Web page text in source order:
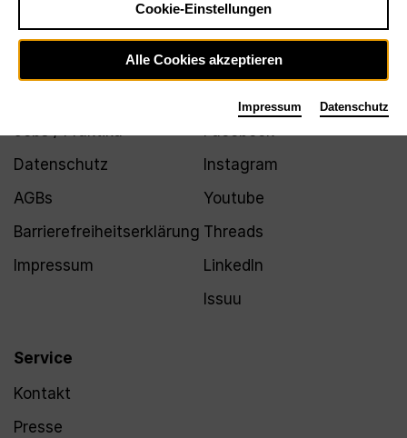
Jobs / Praktika
Datenschutz
AGBs
Barrierefreiheitserklärung
Impressum
Service
Kontakt
Presse
Facebook
Instagram
Youtube
Threads
LinkedIn
Issuu
Cookie-Einstellungen
Alle Cookies akzeptieren
Impressum Datenschutz